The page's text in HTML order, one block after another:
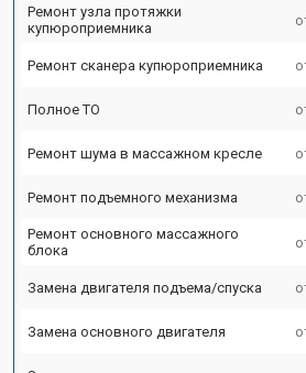
Ремонт узла протяжки
купюроприемника
Ремонт сканера купюроприемника
Полное ТО
Ремонт шума в массажном кресле
Ремонт подъемного механизма
Ремонт основного массажного
блока
Замена двигателя подъема/спуска
Замена основного двигателя